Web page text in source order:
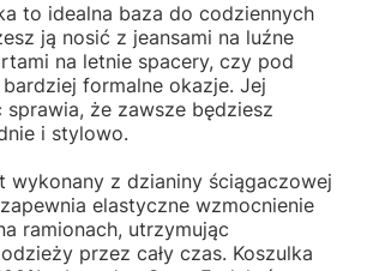
to idealna baza do codziennych
ją nosić z jeansami na luźne
na letnie spacery, czy pod
formalne okazje. Jej
sprawia, że zawsze będziesz
i stylowo.
wykonany z dzianiny ściągaczowej
elastyczne wzmocnienie
ramionach, utrzymując
przez cały czas. Koszulka